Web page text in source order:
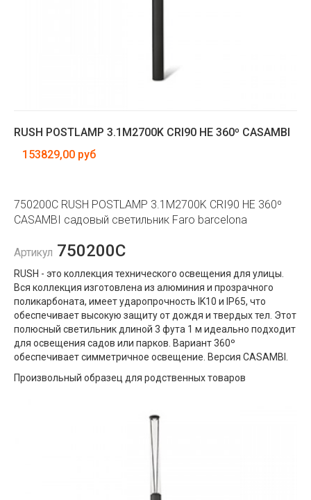
RUSH POSTLAMP 3.1M2700K CRI90 HE 360º CASAMBI
153829,00 руб
750200C RUSH POSTLAMP 3.1M2700K CRI90 HE 360º
CASAMBI садовый светильник Faro barcelona
Артикул 750200C
RUSH - это коллекция технического освещения для улицы.
Вся коллекция изготовлена ​​из алюминия и прозрачного
поликарбоната, имеет ударопрочность IK10 и IP65, что
обеспечивает высокую защиту от дождя и твердых тел. Этот
полюсный светильник длиной 3 фута 1 м идеально подходит
для освещения садов или парков. Вариант 360º
обеспечивает симметричное освещение. Версия CASAMBI.
Произвольный образец для родственных товаров